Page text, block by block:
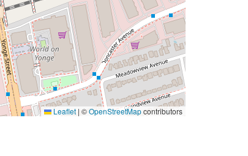
Leaflet | ©OpenStreetMapcontributors